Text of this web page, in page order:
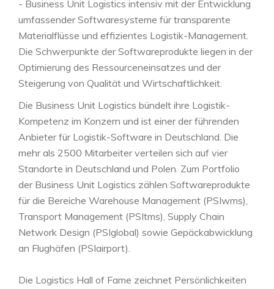
- Business Unit Logistics intensiv mit der Entwicklung
umfassender Softwaresysteme für transparente
Materialflüsse und effizientes Logistik-Management.
Die Schwerpunkte der Softwareprodukte liegen in der
Optimierung des Ressourceneinsatzes und der
Steigerung von Qualität und Wirtschaftlichkeit.
Die Business Unit Logistics bündelt ihre Logistik-
Kompetenz im Konzern und ist einer der führenden
Anbieter für Logistik-Software in Deutschland. Die
mehr als 2500 Mitarbeiter verteilen sich auf vier
Standorte in Deutschland und Polen. Zum Portfolio
der Business Unit Logistics zählen Softwareprodukte
für die Bereiche Warehouse Management (PSIwms),
Transport Management (PSItms), Supply Chain
Network Design (PSIglobal) sowie Gepäckabwicklung
an Flughäfen (PSIairport).
Die Logistics Hall of Fame zeichnet Persönlichkeiten